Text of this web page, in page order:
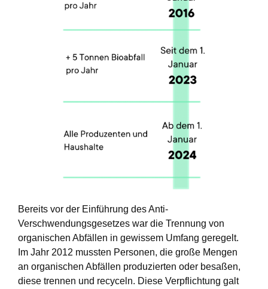
Bereits vor der Einführung des Anti-
Verschwendungsgesetzes war die Trennung von
organischen Abfällen in gewissem Umfang geregelt.
Im Jahr 2012 mussten Personen, die große Mengen
an organischen Abfällen produzierten oder besaßen,
diese trennen und recyceln. Diese Verpflichtung galt